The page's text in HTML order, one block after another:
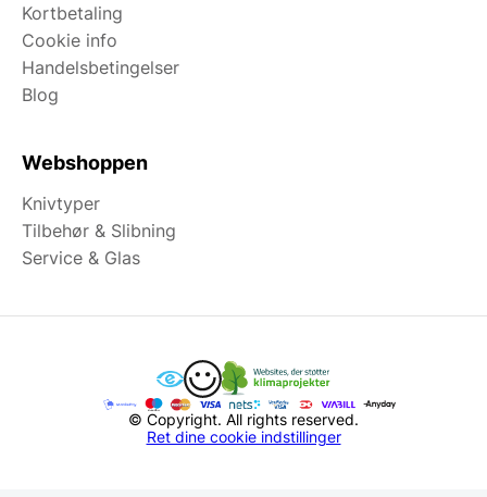
Kortbetaling
Cookie info
Handelsbetingelser
Blog
Webshoppen
Knivtyper
Tilbehør & Slibning
Service & Glas
© Copyright. All rights reserved.
Ret dine cookie indstillinger